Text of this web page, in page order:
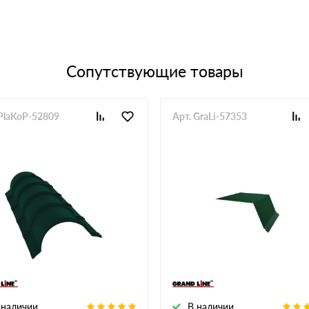
Сопутствующие товары
52809
В наличии
Арт. GraLi-57353